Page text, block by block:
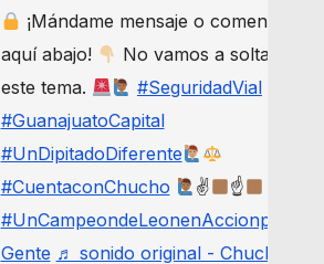
¡Mándame mensaje o comenta
aquí abajo!
No vamos a soltar
este tema.
#SeguridadVial
#GuanajuatoCapital
#UnDipitadoDiferente
#CuentaconChucho
✌
☝
#UnCampeondeLeonenAccionporLa
Gente ♬ sonido original - Chucho